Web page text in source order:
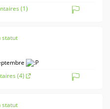
(1)
statut
(4)
statut